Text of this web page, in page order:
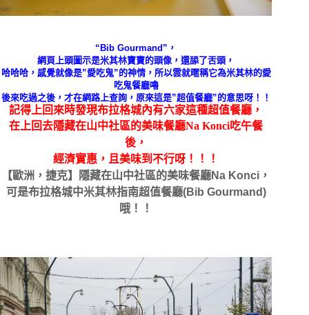
“Bib Gourmand”，
網頁上頭圖示是米其林寶寶的頭像，還舔了舌頭，
哈哈哈，感覺就像是”愛吃鬼”的神情，所以雲就暱稱它為米其林的愛
吃鬼餐廳嚕
後來吃過之後，才在網路上查詢，原來這是”超值餐廳”的意思呀！！
記得上回來時發現布拉格城內有六家這種超值餐廳，
在上回去隱藏在山中社區的美味餐廳Na Konci吃午餐
後，
經濟實惠，且美味到不行呀！！！
【歐洲，捷克】隱藏在山中社區的美味餐廳Na Konci，
可是布拉格城中米其林指南超值餐廳(Bib Gourmand)
哦！！